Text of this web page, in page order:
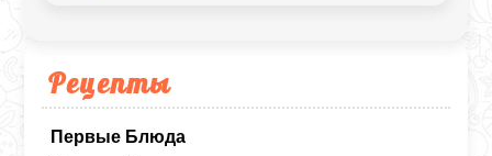
Рецепты
Первые Блюда